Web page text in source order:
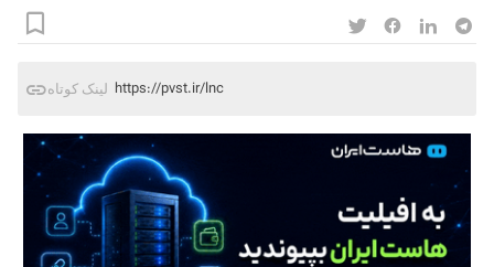
لینک کوتاه https://pvst.ir/lnc